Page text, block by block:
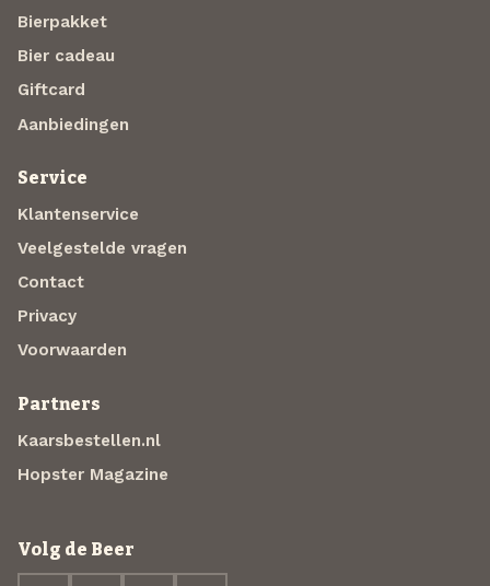
Bierpakket
Bier cadeau
Giftcard
Aanbiedingen
Service
Klantenservice
Veelgestelde vragen
Contact
Privacy
Voorwaarden
Partners
Kaarsbestellen.nl
Hopster Magazine
Volg de Beer